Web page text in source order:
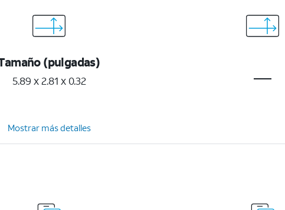
(pulgadas)
5.89 x 2.81 x 0.32
Mostrar más detalles